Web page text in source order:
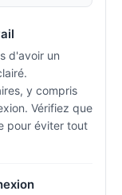
d'avoir un
y compris
Vérifiez que
pour éviter tout